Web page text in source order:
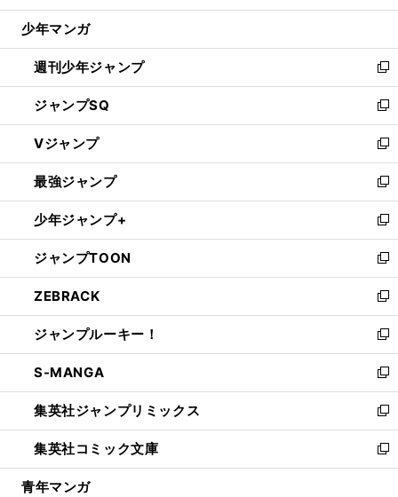
ウ
開
く
少年マンガ
週刊少年ジャンプ
新
し
い
ウ
ィ
ン
ド
ウ
で
開
く
ジャンプSQ
新
し
い
ウ
ィ
ン
ド
ウ
で
開
く
Vジャンプ
新
し
い
ウ
ィ
ン
ド
ウ
で
開
く
最強ジャンプ
新
し
い
ウ
ィ
ン
ド
ウ
で
開
く
少年ジャンプ+
新
し
い
ウ
ィ
ン
ド
ウ
で
開
く
ジャンプTOON
新
し
い
ウ
ィ
ン
ド
ウ
で
開
く
ZEBRACK
新
し
い
ウ
ィ
ン
ド
ウ
で
開
ジャンプルーキー！
新
し
い
ウ
ィ
ン
ド
ウ
S-MANGA
新
し
い
ウ
ィ
ン
集英社ジャンプリミックス
新
し
い
ウ
集英社コミック文庫
新
し
青年マンガ